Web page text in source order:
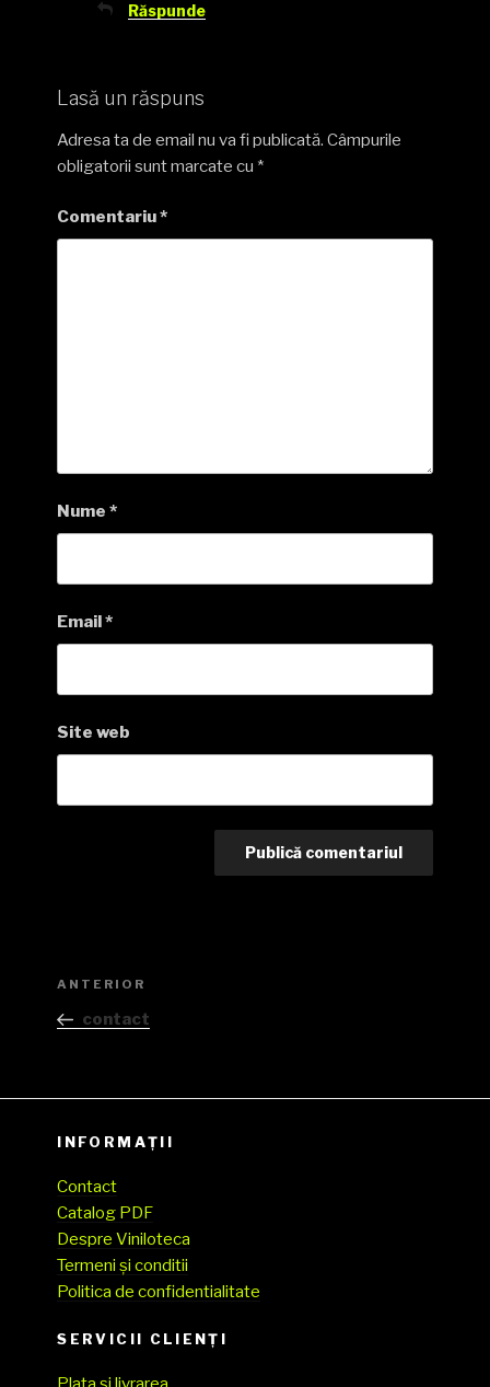
Răspunde
Lasă un răspuns
Adresa ta de email nu va fi publicată. Câmpurile
obligatorii sunt marcate cu *
Comentariu*
Nume*
Email*
Site web
articole
Articolul
anterior
ANTERIOR
contact
INFORMAȚII
Contact
Catalog PDF
Despre Viniloteca
Termeni și conditii
Politica de confidentialitate
SERVICII CLIENŢI